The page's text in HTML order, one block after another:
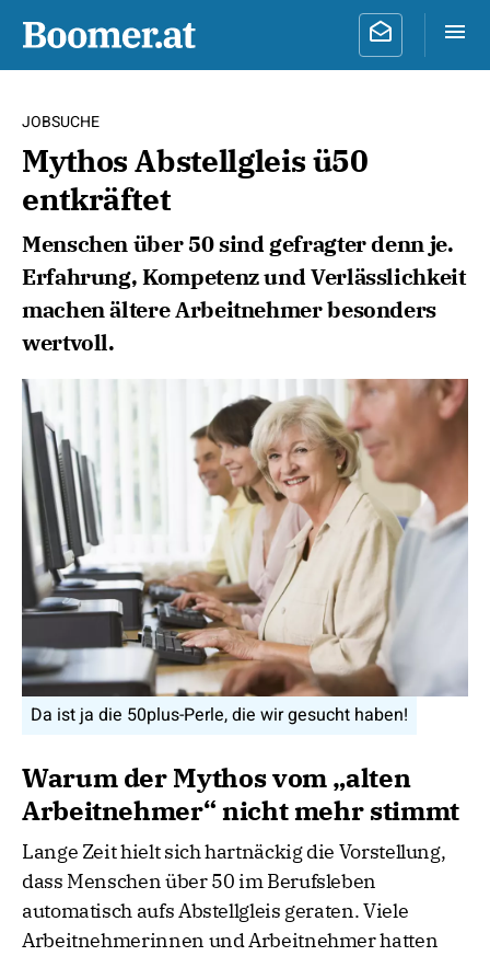
JOBSUCHE
Mythos Abstellgleis ü50
entkräftet
Menschen über 50 sind gefragter denn je.
Erfahrung, Kompetenz und Verlässlichkeit
machen ältere Arbeitnehmer besonders
wertvoll.
Da ist ja die 50plus-Perle, die wir gesucht haben!
Warum der Mythos vom „alten
Arbeitnehmer“ nicht mehr stimmt
Lange Zeit hielt sich hartnäckig die Vorstellung,
dass Menschen über 50 im Berufsleben
automatisch aufs Abstellgleis geraten. Viele
Arbeitnehmerinnen und Arbeitnehmer hatten